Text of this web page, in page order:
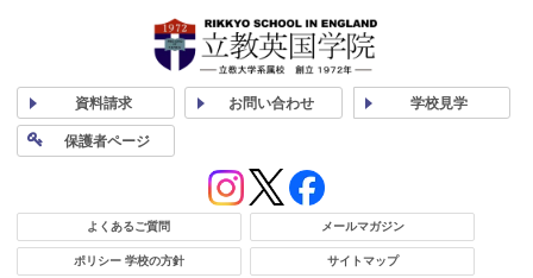
資料請求 お問い合わせ 学校見学
保護者ページ
よくあるご質問 メールマガジン
ポリシー 学校の方針 サイトマップ